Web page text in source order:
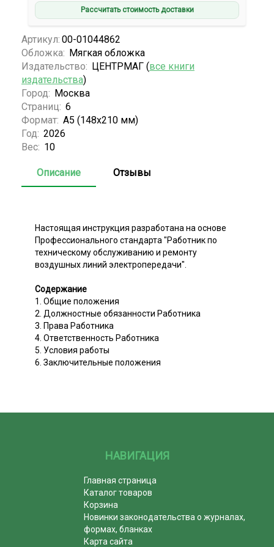
Рассчитать стоимость доставки
Артикул: 00-01044862
Обложка: Мягкая обложка
Издательство: ЦЕНТРМАГ (все книги
издательства)
Город: Москва
Страниц: 6
Формат: А5 (148x210 мм)
Год: 2026
Вес: 10
Описание Отзывы
Настоящая инструкция разработана на основе
Профессионального стандарта "Работник по
техническому обслуживанию и ремонту
воздушных линий электропередачи".
Содержание
1. Общие положения
2. Должностные обязанности Работника
3. Права Работника
4. Ответственность Работника
5. Условия работы
6. Заключительные положения
НАВИГАЦИЯ
Главная страница
Каталог товаров
Корзина
Новинки законодательства о журналах,
формах, бланках
Карта сайта